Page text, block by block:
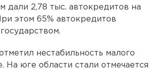
дали 2,78 тыс. автокредитов на
этом 65% автокредитов
нестабильность малого
На юге области стали отмечается